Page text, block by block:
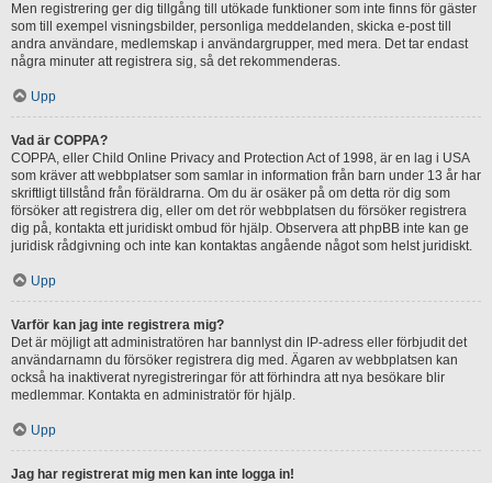
Men registrering ger dig tillgång till utökade funktioner som inte finns för gäster
som till exempel visningsbilder, personliga meddelanden, skicka e-post till
andra användare, medlemskap i användargrupper, med mera. Det tar endast
några minuter att registrera sig, så det rekommenderas.
Upp
Vad är COPPA?
COPPA, eller Child Online Privacy and Protection Act of 1998, är en lag i USA
som kräver att webbplatser som samlar in information från barn under 13 år har
skriftligt tillstånd från föräldrarna. Om du är osäker på om detta rör dig som
försöker att registrera dig, eller om det rör webbplatsen du försöker registrera
dig på, kontakta ett juridiskt ombud för hjälp. Observera att phpBB inte kan ge
juridisk rådgivning och inte kan kontaktas angående något som helst juridiskt.
Upp
Varför kan jag inte registrera mig?
Det är möjligt att administratören har bannlyst din IP-adress eller förbjudit det
användarnamn du försöker registrera dig med. Ägaren av webbplatsen kan
också ha inaktiverat nyregistreringar för att förhindra att nya besökare blir
medlemmar. Kontakta en administratör för hjälp.
Upp
Jag har registrerat mig men kan inte logga in!